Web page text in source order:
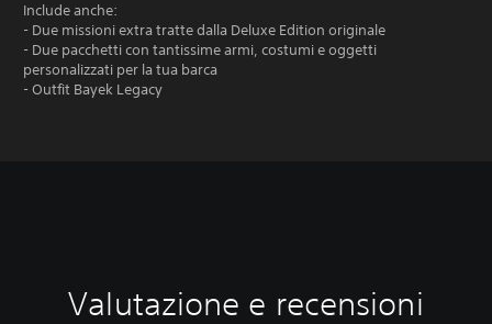
Include anche:
- Due missioni extra tratte dalla Deluxe Edition originale
- Due pacchetti con tantissime armi, costumi e oggetti
personalizzati per la tua barca
- Outfit Bayek Legacy
Valutazione e recensioni